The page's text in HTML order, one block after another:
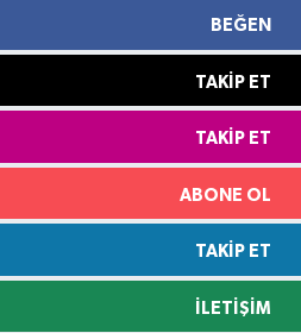
BEĞEN
TAKIP ET
TAKIP ET
ABONE OL
TAKIP ET
İLETIŞIM